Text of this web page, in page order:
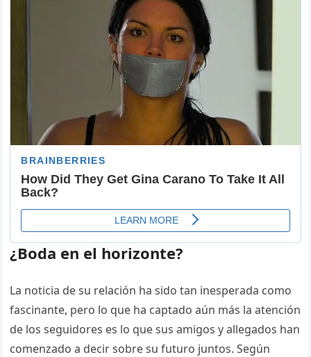
¿Boda en el horizonte?
La noticia de su relación ha sido tan inesperada como
fascinante, pero lo que ha captado aún más la atención
de los seguidores es lo que sus amigos y allegados han
comenzado a decir sobre su futuro juntos. Según